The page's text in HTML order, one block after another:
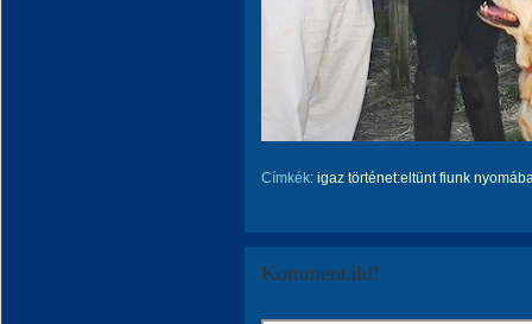
Címkék: igaz történet:eltünt fiunk
Kommentáld!